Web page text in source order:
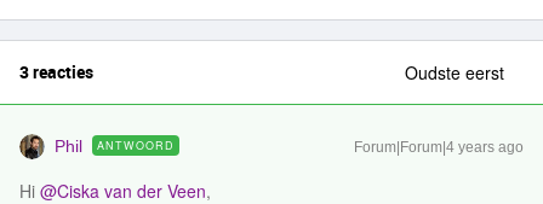
3 reacties Oudste eerst
Phil ANTWOORD Forum|Forum|4 years ago
Hi @Ciska van der Veen,